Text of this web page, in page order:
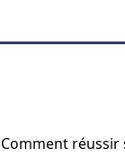
Comment réussir